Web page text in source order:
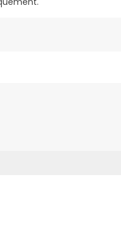
PRUNUS AMYGDALUS